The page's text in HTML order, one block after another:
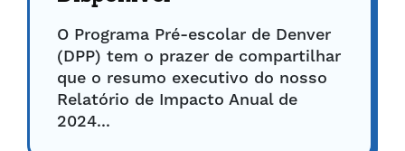
O Programa Pré-escolar de Denver
(DPP) tem o prazer de compartilhar
que o resumo executivo do nosso
Relatório de Impacto Anual de
2024...